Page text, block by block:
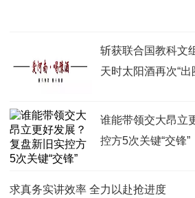
斩获联合国教科文
天时太阳酒再次“出
谁能带领交大昂立
控方5次关键“交锋”
求真务实讲效率 全力以赴抢进度